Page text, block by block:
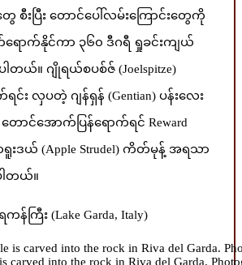
တွေ စီးပြီး တောင်ပေါ်လမ်းကြောင်းတွေကို
က်နိုင်ကာ ၃၆၀ ဒီဂရီ ရှုခင်းကျယ်
တယ်။ ဂျိုရယ်စပစ်ဇ် (Joelspitze)
လှပတဲ့ ဂျန်ရှန် (Gentian) ပန်းလေး
ာင်အောက်ပြန်ရောက်ရင် Reward
းဒယ် (Apple Strudel) ကိတ်မုန့် အရသာ
ါတယ်။
ကြီး (Lake Garda, Italy)
carved into the rock in Riva del Garda.